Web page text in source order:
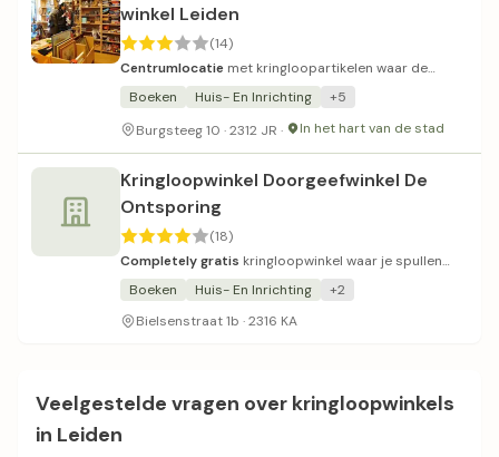
winkel Leiden
(14)
Centrumlocatie met kringloopartikelen waar de
opbrengst naar een goed doel gaat.
Boeken Huis- En Inrichting
+5
Burgsteeg 10 · 2312 JR ·
In het hart van de stad
Kringloopwinkel Doorgeefwinkel De
Ontsporing
(18)
Completely gratis kringloopwinkel waar je spullen
kunt brengen en meenemen.
Boeken Huis- En Inrichting
+2
Bielsenstraat 1b · 2316 KA
Veelgestelde vragen over kringloopwinkels
in Leiden